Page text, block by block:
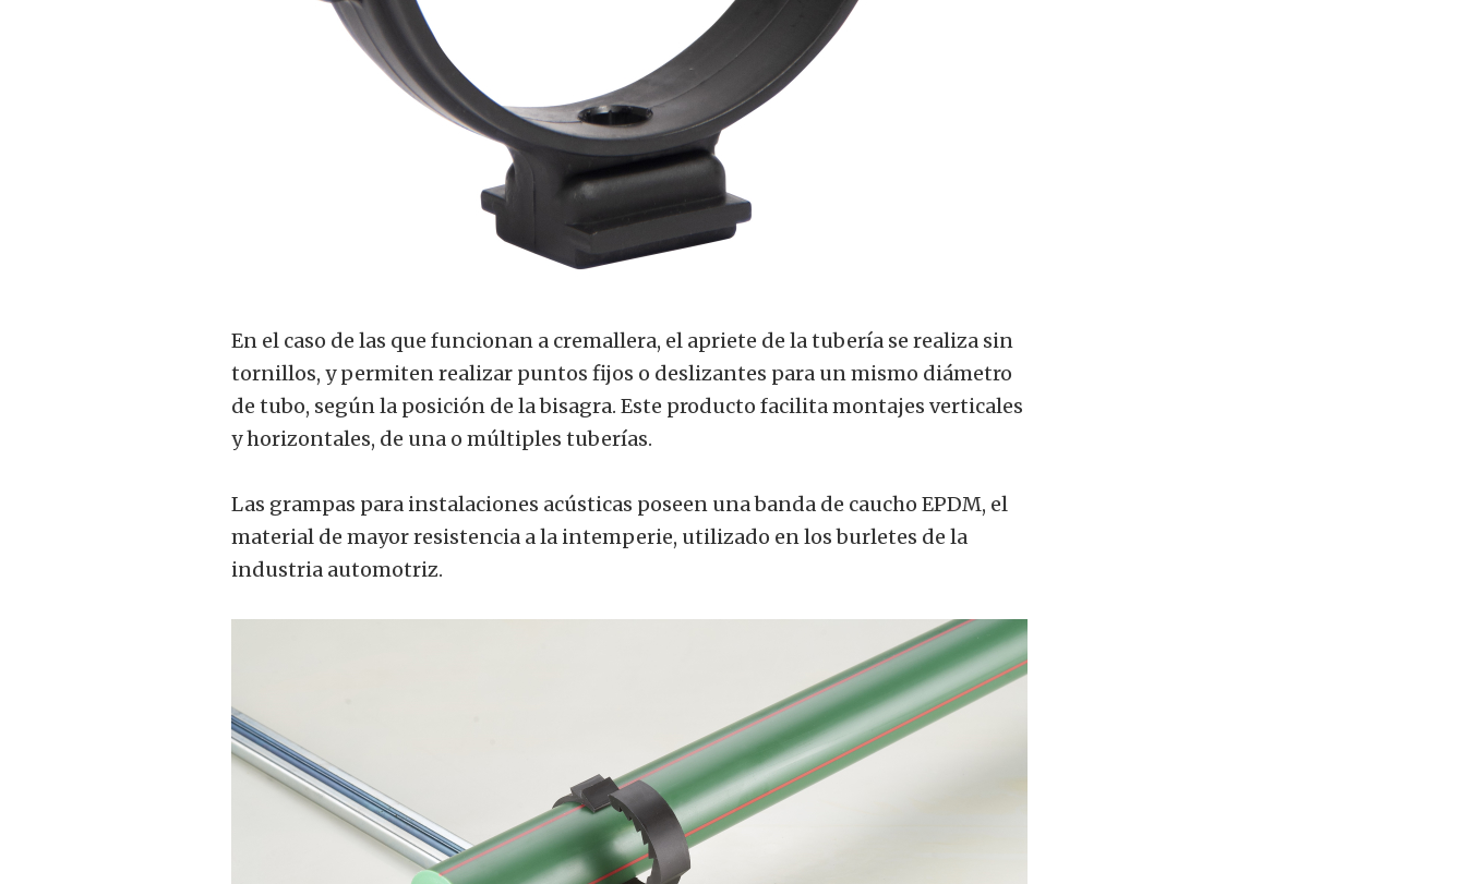
En el caso de las que funcionan a cremallera, el apriete de la tubería se realiza sin
tornillos, y permiten realizar puntos fijos o deslizantes para un mismo diámetro
de tubo, según la posición de la bisagra. Este producto facilita montajes verticales
y horizontales, de una o múltiples tuberías.
Las grampas para instalaciones acústicas poseen una banda de caucho EPDM, el
material de mayor resistencia a la intemperie, utilizado en los burletes de la
industria automotriz.